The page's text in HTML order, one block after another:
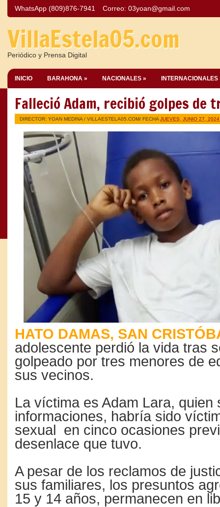
WhatsApp (809)876-7941 Correo: 03yoan@gmail.com
VillaEstela05.com
Periódico y Prensa Digital
INICIO BARAHONA » NACIONALES » INTERNACIONALES
Falleció Adam, recibió golpes de
DIRECTOR: YOAN MEDINA / VILLAESTELA05.COM/ FECHA JUEVES, JUNIO 27, 2024
HATO DAMAS, SAN
adolescente perdió la vida tras
golpeado por tres menores de
sus vecinos.
La víctima es Adam Lara, quien
informaciones, habría sido
sexual en cinco ocasiones
desenlace que tuvo.
A pesar de los reclamos de
sus familiares, los presuntos
15 y 14 años, permanecen en